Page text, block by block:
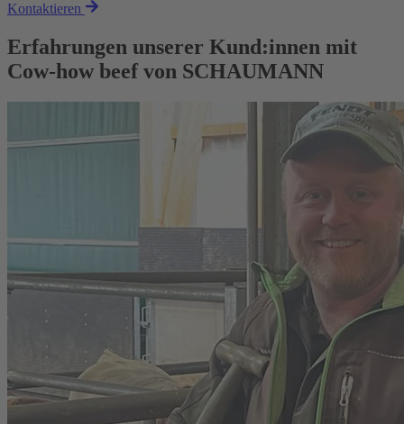
Kontaktieren
Erfahrungen unserer Kund:innen mit
Cow-how beef von SCHAUMANN